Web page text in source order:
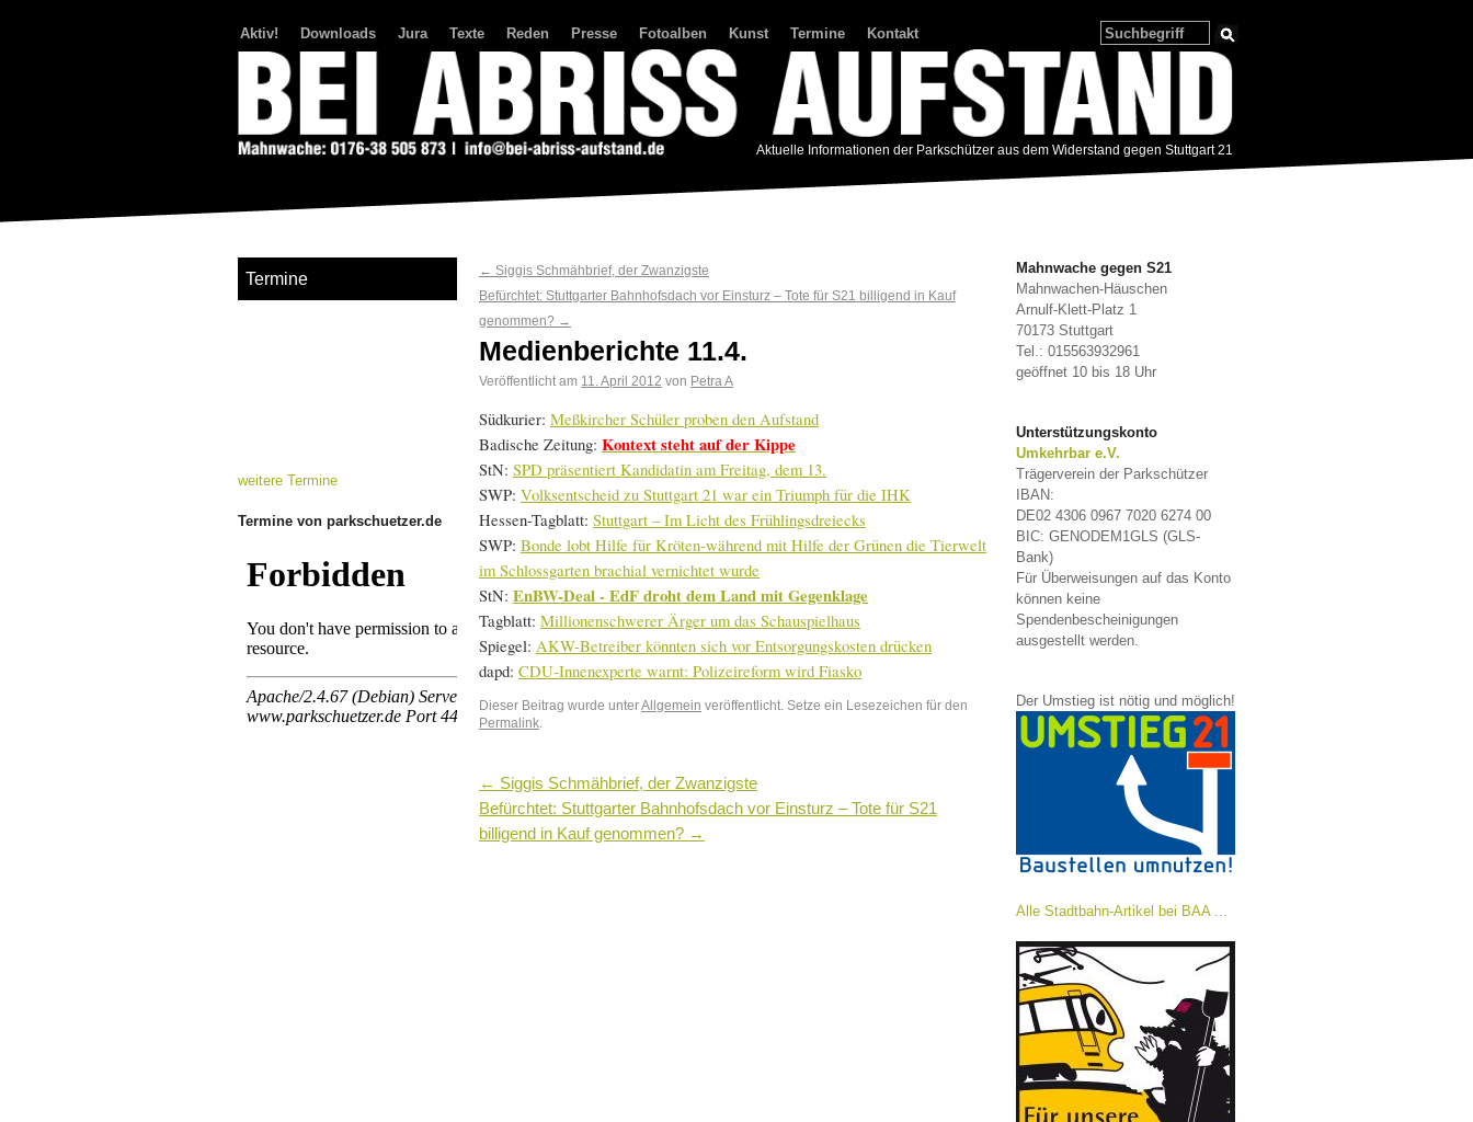
Aktiv! Downloads Jura Texte Reden Presse Fotoalben Kunst Termine Kontakt
Aktuelle Informationen der Parkschützer aus dem Widerstand gegen Stuttgart 21
← Siggis Schmähbrief, der Zwanzigste
Befürchtet: Stuttgarter Bahnhofsdach vor Einsturz – Tote für S21 billigend in Kauf
genommen? →
Medienberichte 11.4.
Veröffentlicht am 11. April 2012 von Petra A
Südkurier: Meßkircher Schüler proben den Aufstand
Badische Zeitung: Kontext steht auf der Kippe
StN: SPD präsentiert Kandidatin am Freitag, dem 13.
SWP: Volksentscheid zu Stuttgart 21 war ein Triumph für die IHK
Hessen-Tagblatt: Stuttgart – Im Licht des Frühlingsdreiecks
SWP: Bonde lobt Hilfe für Kröten-während mit Hilfe der Grünen die Tierwelt
im Schlossgarten brachial vernichtet wurde
StN: EnBW-Deal - EdF droht dem Land mit Gegenklage
Tagblatt: Millionenschwerer Ärger um das Schauspielhaus
Spiegel: AKW-Betreiber könnten sich vor Entsorgungskosten drücken
dapd: CDU-Innenexperte warnt: Polizeireform wird Fiasko
Dieser Beitrag wurde unterAllgemein veröffentlicht. Setze ein Lesezeichen für den
Permalink
← Siggis Schmähbrief, der Zwanzigste
Befürchtet: Stuttgarter Bahnhofsdach vor Einsturz – Tote für S21
billigend in Kauf genommen? →
Termine
weitere Termine
Termine von parkschuetzer.de
Mahnwache gegen S21
Mahnwachen-Häuschen
Arnulf-Klett-Platz 1
70173 Stuttgart
Tel.: 015563932961
geöffnet 10 bis 18 Uhr
Unterstützungskonto
Umkehrbar e.V.
Trägerverein der Parkschützer
IBAN:
DE02 4306 0967 7020 6274 00
BIC: GENODEM1GLS (GLS-
Bank)
Für Überweisungen auf das Konto
können keine
Spendenbescheinigungen
ausgestellt werden.
Der Umstieg ist nötig und möglich!
Alle Stadtbahn-Artikel bei BAA ...